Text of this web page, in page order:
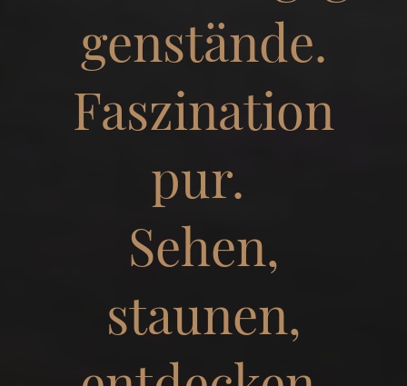
genstände.
Faszination
pur.
Sehen,
staunen,